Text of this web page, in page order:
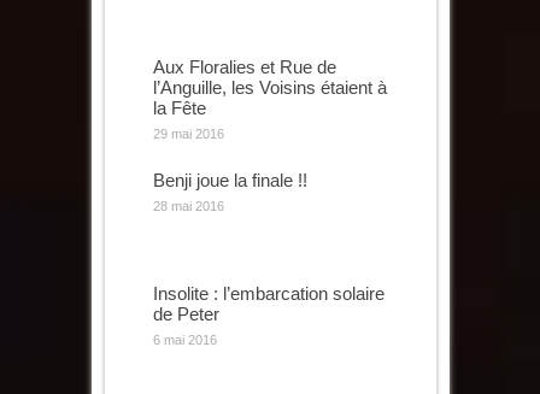
Aux Floralies et Rue de
l’Anguille, les Voisins étaient à
la Fête
29 mai 2016
Benji joue la finale !!
28 mai 2016
Insolite : l’embarcation solaire
de Peter
6 mai 2016